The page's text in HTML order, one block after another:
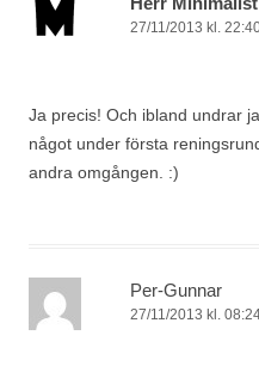
27/11/2013 kl.
Ja precis! Och ibland undrar
något under första
andra omgången. :)
Per-Gunnar
27/11/2013 kl.